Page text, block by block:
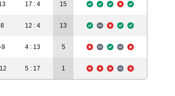
17 : 4 15
8 12 : 4 13
-9 4 : 13 5
5 : 17 1